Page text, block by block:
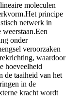
moleculen
principe
netwerk in
onder
veroorzaken
waardoor
hoeveelheid
de taaiheid van het
in de
kracht wordt